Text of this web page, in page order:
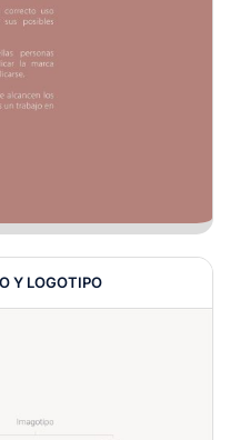
Y LOGOTIPO